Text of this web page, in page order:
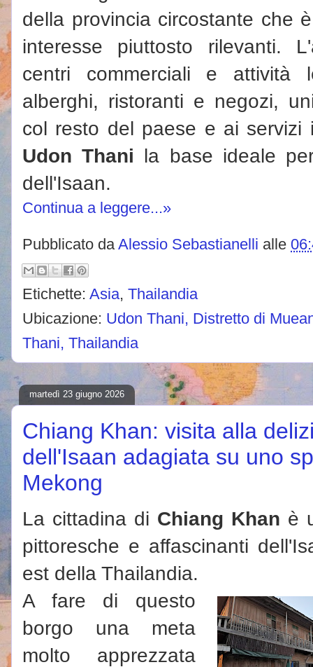
della provincia circostante che
interesse piuttosto rilevanti.
centri commerciali e attività
alberghi, ristoranti e negozi,
col resto del paese e ai servizi
Udon Thani la base ideale
dell'Isaan.
Continua a leggere...»
Pubblicato daAlessio Sebastianelli alle
Etichette: Asia, Thailandia
Ubicazione: Udon Thani, Distretto di
Thani, Thailandia
martedì 23 giugno 2026
Chiang Khan: visita alla
dell'Isaan adagiata su uno
Mekong
La cittadina di Chiang Khan è
pittoresche e affascinanti
est della Thailandia.
A fare di questo
borgo una meta
molto apprezzata